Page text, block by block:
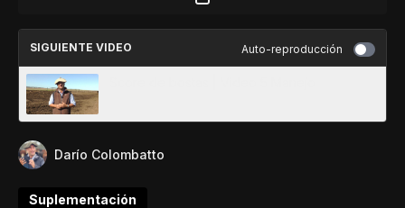
SIGUIENTE VIDEO Auto-reproducción
Darío Colombatto
Suplementación